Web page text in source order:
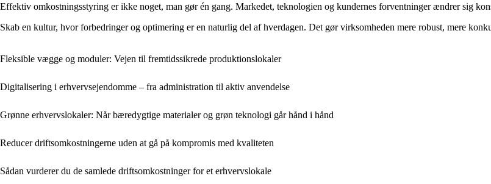
Effektiv omkostningsstyring er ikke noget, man gør én gang. Markedet, teknologien og kundernes forventninger ændrer sig
Skab en kultur, hvor forbedringer og optimering er en naturlig del af hverdagen. Det gør virksomheden mere robust, mere
Fleksible vægge og moduler: Vejen til fremtidssikrede produktionslokaler
Digitalisering i erhvervsejendomme – fra administration til aktiv anvendelse
Grønne erhvervslokaler: Når bæredygtige materialer og grøn teknologi går hånd i hånd
Reducer driftsomkostningerne uden at gå på kompromis med kvaliteten
Sådan vurderer du de samlede driftsomkostninger for et erhvervslokale